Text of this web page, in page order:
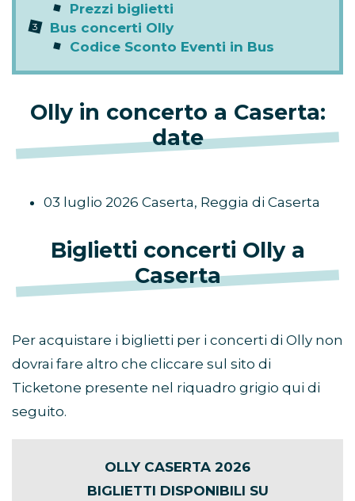
Prezzi biglietti
Bus concerti Olly
Codice Sconto Eventi in Bus
Olly in concerto a Caserta:
date
03 luglio 2026 Caserta, Reggia di Caserta
Biglietti concerti Olly a
Caserta
Per acquistare i biglietti per i concerti di Olly non
dovrai fare altro che cliccare sul sito di
Ticketone presente nel riquadro grigio qui di
seguito.
OLLY CASERTA 2026
BIGLIETTI DISPONIBILI SU